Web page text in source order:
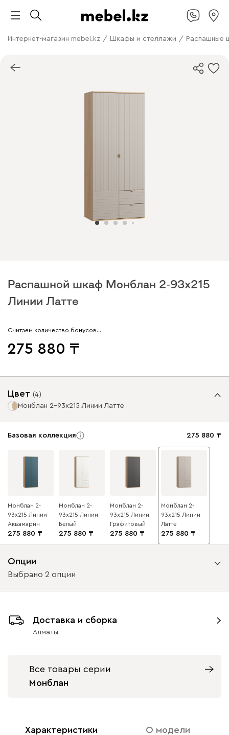
Интернет-магазин mebel.kz / Шкафы и стеллажи / Распашные
Распашной шкаф Монблан 2-93x215
Линии Латте
Считаем количество бонусов…
275 880
Цвет (4)
Монблан 2-93x215 Линии Латте
Базовая коллекция 275 880
Монблан 2-
93x215 Линии
Аквамарин
275 880
Монблан 2-
93x215 Линии
Белый
275 880
Монблан 2-
93x215 Линии
Графитовый
275 880
Монблан 2-
93x215 Линии
Латте
275 880
Опции
Выбрано 2 опции
с доводчиками без доводчиков
без доводчиков с доводчиками
Доставка и сборка
Алматы
Все товары серии
Монблан
Характеристики О модели